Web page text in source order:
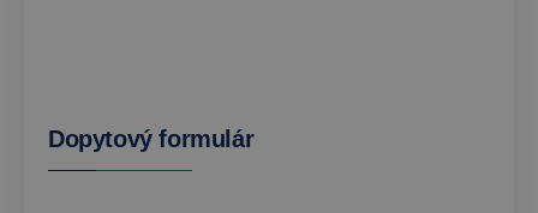
Dopytový formulár